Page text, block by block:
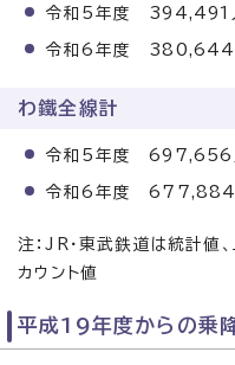
令和5年度 394,491
令和6年度 380,644
わ鐵全線計
令和5年度 697,656
令和6年度 677,884
注：JR・東武鉄道は統計値
カウント値
平成19年度からの乗